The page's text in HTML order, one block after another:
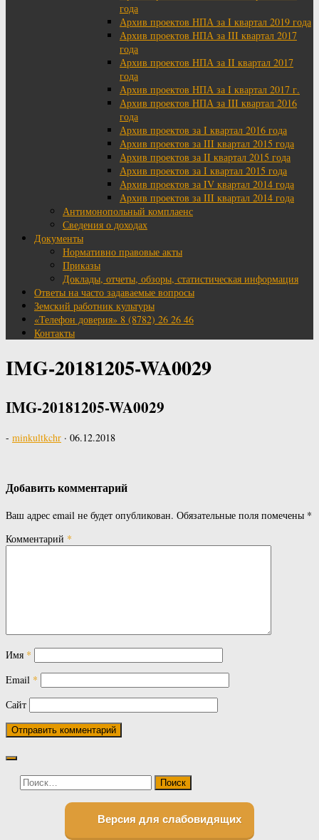
года
Архив проектов НПА за I квартал 2019 года
Архив проектов НПА за III квартал 2017
года
Архив проектов НПА за II квартал 2017
года
Архив проектов НПА за I квартал 2017 г.
Архив проектов НПА за III квартал 2016
года
Архив проектов за I квартал 2016 года
Архив проектов за III квартал 2015 года
Архив проектов за II квартал 2015 года
Архив проектов за I квартал 2015 года
Архив проектов за IV квартал 2014 года
Архив проектов за III квартал 2014 года
Антимонопольный комплаенс
Сведения о доходах
Документы
Нормативно правовые акты
Приказы
Доклады, отчеты, обзоры, статистическая информация
Ответы на часто задаваемые вопросы
Земский работник культуры
«Телефон доверия» 8 (8782) 26 26 46
Контакты
IMG-20181205-WA0029
IMG-20181205-WA0029
- minkultkchr · 06.12.2018
Добавить комментарий
Ваш адрес email не будет опубликован. Обязательные поля помечены *
Комментарий *
Имя *
Email *
Сайт
Найти:
Версия для слабовидящих